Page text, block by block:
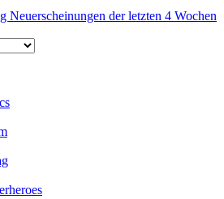
Neuerscheinungen der letzten 4 Wochen